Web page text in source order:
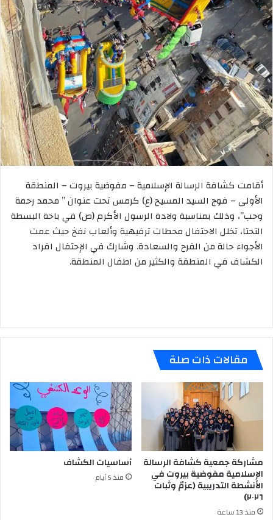
أقامت كشافة الرسالة الإسلامية – مفوضية بيروت – المنطقة
الأولى – فوج السيد المسيح (ع) كرمس تحت عنوان ” محمد رحمة
وحب”، وذلك بمناسبة ولادة الرسول الأكرم (ص) في باحة البسطة
التحتا، تخلل الاحتفال محطات ترفيهية وألعاب نفخ حيث عمت
الأجواء حالة من الفرح والسعادة. وشارك في الإحتفال افراد
الكشاف في المنطقة والكثير من اطفال المنطقة.
مقالات ذات صلة
مشاركة جمعية كشافة الرسالة
الإسلامية مفوضية بيروت في
الأنشطة التدريبية (عزمٌ وثبات
٢٠٢٦)
منذ 13 ساعة
أساسيات الكشاف
منذ 5 أيام